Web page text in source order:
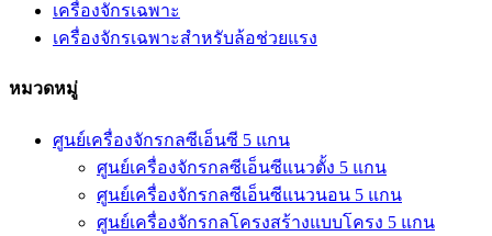
เครื่องจักรเฉพาะ
เครื่องจักรเฉพาะสำหรับล้อช่วยแรง
หมวดหมู่
ศูนย์เครื่องจักรกลซีเอ็นซี 5 แกน
ศูนย์เครื่องจักรกลซีเอ็นซีแนวตั้ง 5 แกน
ศูนย์เครื่องจักรกลซีเอ็นซีแนวนอน 5 แกน
ศูนย์เครื่องจักรกลโครงสร้างแบบโครง 5 แกน